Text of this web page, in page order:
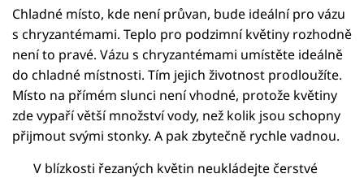
Chladné místo, kde není průvan, bude ideální pro vázu
s chryzantémami. Teplo pro podzimní květiny rozhodně
není to pravé. Vázu s chryzantémami umístěte ideálně
do chladné místnosti. Tím jejich životnost prodloužíte.
Místo na přímém slunci není vhodné, protože květiny
zde vypaří větší množství vody, než kolik jsou schopny
přijmout svými stonky. A pak zbytečně rychle vadnou.
V blízkosti řezaných květin neukládejte čerstvé